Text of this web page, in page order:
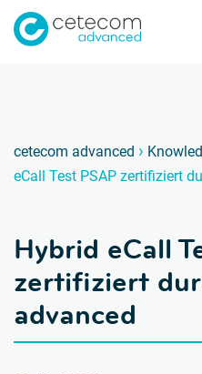
cetecom advanced ›
eCall Test PSAP zertifiziert
Hybrid eCall
zertifiziert
advanced